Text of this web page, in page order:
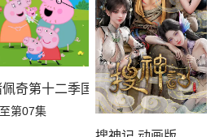
佩奇第十二季国语
第07集